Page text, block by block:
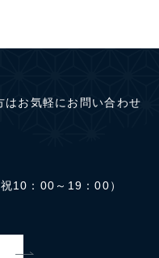
はお気軽にお問い合わせ
10：00～19：00）